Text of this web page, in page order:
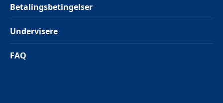
Betalingsbetingelser
Undervisere
FAQ